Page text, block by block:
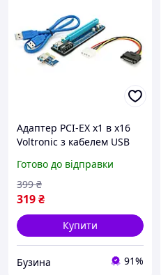
Адаптер PCI-EX x1 в x16
Voltronic з кабелем USB
живлення buzyna
Готово до відправки
319₴
399 ₴
Купити
Бузина 91%